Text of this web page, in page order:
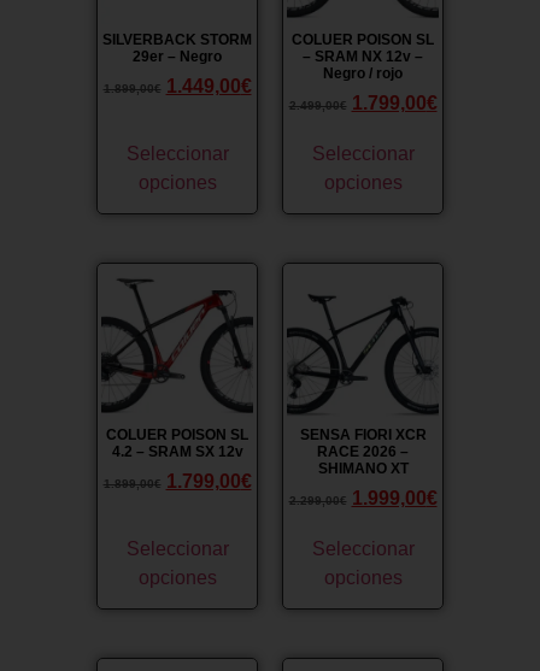
SILVERBACK STORM
29er – Negro
1.899,00€ 1.449,00€
Seleccionar
opciones
COLUER POISON SL
– SRAM NX 12v –
Negro / rojo
2.499,00€ 1.799,00€
Seleccionar
opciones
COLUER POISON SL
4.2 – SRAM SX 12v
1.899,00€ 1.799,00€
Seleccionar
opciones
SENSA FIORI XCR
RACE 2026 –
SHIMANO XT
2.299,00€ 1.999,00€
Seleccionar
opciones